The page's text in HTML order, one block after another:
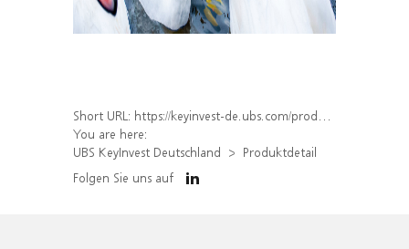
Short URL: https://keyinvest-de.ubs.com/produkt/detail/index/isin/DE000WA86VZ1
You are here:
UBS KeyInvest Deutschland
Produktdetail
Folgen Sie uns auf